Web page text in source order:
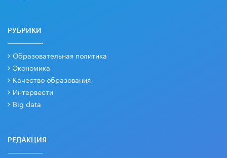
РУБРИКИ
Образовательная политика
Экономика
Качество образования
Интервести
Big data
РЕДАКЦИЯ